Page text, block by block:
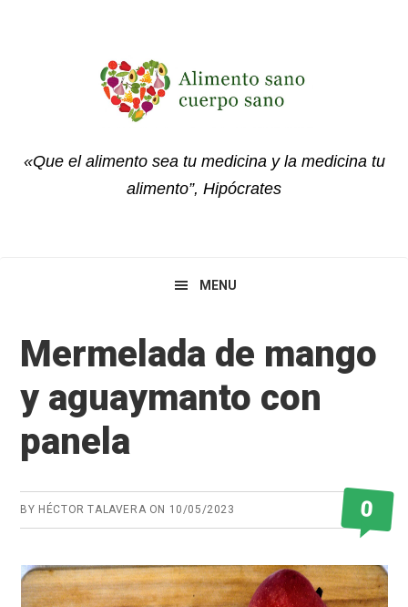
«Que el alimento sea tu medicina y la medicina tu
alimento”, Hipócrates
MENU
Mermelada de mango
y aguaymanto con
panela
BY HÉCTOR TALAVERA ON 10/05/2023 0